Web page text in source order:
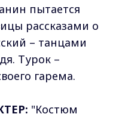
пытается
рассказами о
– танцами
Турок –
гарема.
"Костюм